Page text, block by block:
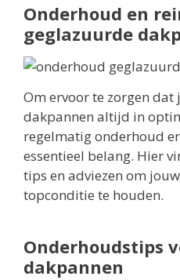
Onderhoud en
geglazuurde
Om ervoor te zorgen
dakpannen altijd in
regelmatig onderhoud
essentieel belang. Hier
tips en adviezen om
topconditie te houden.
Onderhoudstips
dakpannen